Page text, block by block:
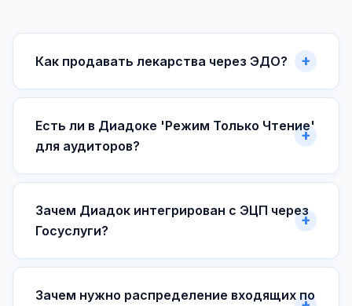
Как продавать лекарства через ЭДО?
Есть ли в Диадоке 'Режим Только Чтение'
для аудиторов?
Зачем Диадок интегрирован с ЭЦП через
Госуслуги?
Зачем нужно распределение входящих по